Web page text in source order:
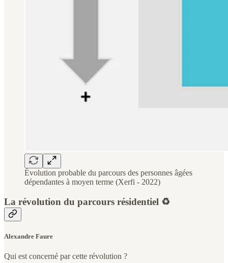
Évolution probable du parcours des personnes âgées
dépendantes à moyen terme (Xerfi - 2022)
La révolution du parcours résidentiel ♻️
Alexandre Faure
Qui est concerné par cette révolution ?